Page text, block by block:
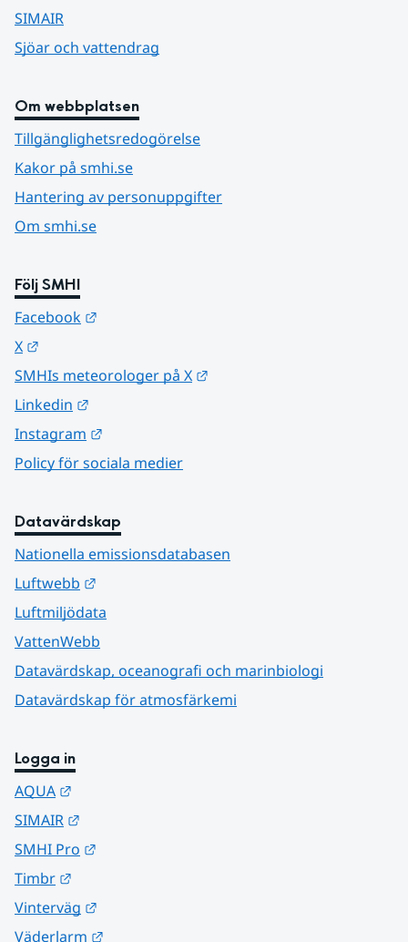
SIMAIR
Sjöar och vattendrag
Om webbplatsen
Tillgänglighetsredogörelse
Kakor på smhi.se
Hantering av personuppgifter
Om smhi.se
Följ SMHI
Facebook
X
SMHIs meteorologer på X
Linkedin
Instagram
Policy för sociala medier
Datavärdskap
Nationella emissionsdatabasen
Luftwebb
Luftmiljödata
VattenWebb
Datavärdskap, oceanografi och marinbiologi
Datavärdskap för atmosfärkemi
Logga in
AQUA
SIMAIR
SMHI Pro
Timbr
Vinterväg
Väderlarm